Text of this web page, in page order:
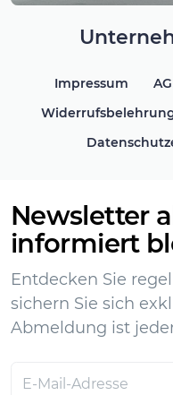
Impressum
Newsletter
informiert
Entdecken Sie
sichern Sie sich
Abmeldung ist